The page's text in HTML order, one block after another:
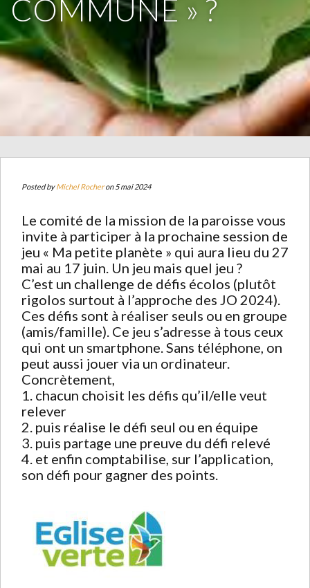
COMMUNE » ?
Posted byMichel Rocheron 5 mai 2024
Le comité de la mission de la paroisse vous
invite à participer à la prochaine session de
jeu « Ma petite planète » qui aura lieu du 27
mai au 17 juin. Un jeu mais quel jeu ?
C’est un challenge de défis écolos (plutôt
rigolos surtout à l’approche des JO 2024).
Ces défis sont à réaliser seuls ou en groupe
(amis/famille). Ce jeu s’adresse à tous ceux
qui ont un smartphone. Sans téléphone, on
peut aussi jouer via un ordinateur.
Concrètement,
1. chacun choisit les défis qu’il/elle veut
relever
2. puis réalise le défi seul ou en équipe
3. puis partage une preuve du défi relevé
4. et enfin comptabilise, sur l’application,
son défi pour gagner des points.